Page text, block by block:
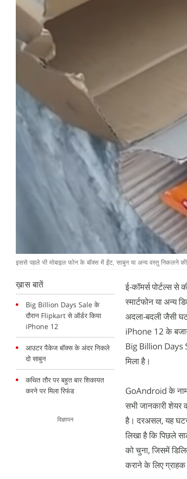
इससे पहले भी मोबाइल फोन के बॉक्स में ईंट, साबुन या अन्य वस्तु निकलने
ख़ास बातें
Big Billion Days Sale के
दौरान Flipkart से ऑर्डर किया
iPhone 12
आउटर पैकेज बॉक्स के अंदर निकले
दो साबुन
कथित तौर पर बहुत बार शिकायत
करने पर मिला रिफंड
विज्ञापन
ई-कॉमर्स पोर्टल्स
स्मार्टफोन या अन्य
अदला-बदली जैसी
iPhone 12 के
Big Billion Days
मिला है।
GoAndroid के
सभी जानकारी शेयर
है। दरअसल, यह
लिखा है कि पिछले
को चुना, जिसमें
कराने के लिए